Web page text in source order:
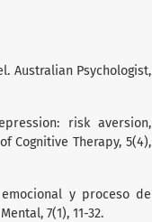
Australian Psychologist,
risk aversion,
Cognitive Therapy, 5(4),
y proceso de
7(1), 11-32.